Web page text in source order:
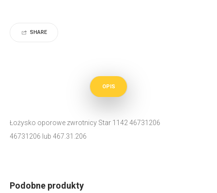
SHARE
OPIS
Łożysko oporowe zwrotnicy Star 1142 46731206
46731206 lub 467.31.206
Podobne produkty